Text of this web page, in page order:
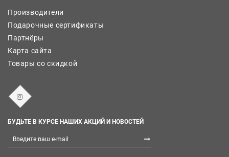
Производители
Подарочные сертификаты
Партнёры
Карта сайта
Товары со скидкой
БУДЬТЕ В КУРСЕ НАШИХ АКЦИЙ И НОВОСТЕЙ